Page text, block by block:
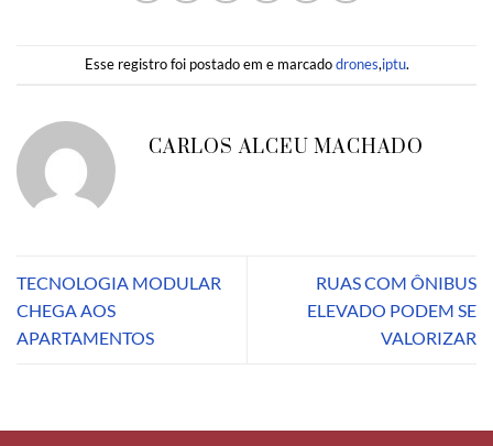
Esse registro foi postado em e marcadodrones,iptu.
CARLOS ALCEU MACHADO
TECNOLOGIA MODULAR
CHEGA AOS
APARTAMENTOS
RUAS COM ÔNIBUS
ELEVADO PODEM SE
VALORIZAR